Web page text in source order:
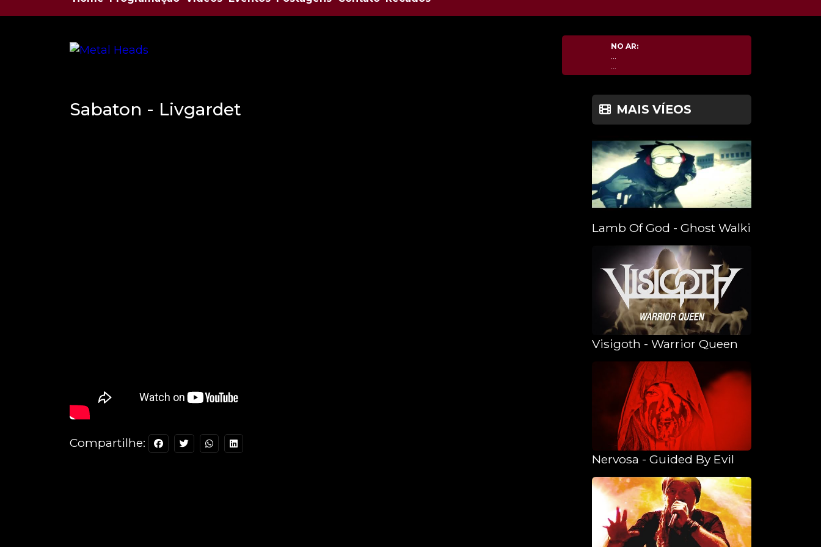
NO AR:
...
...
Sabaton - Livgardet
Compartilhe:
MAIS VÍEOS
Lamb Of God - Ghost Walking
Visigoth - Warrior Queen
Nervosa - Guided By Evil